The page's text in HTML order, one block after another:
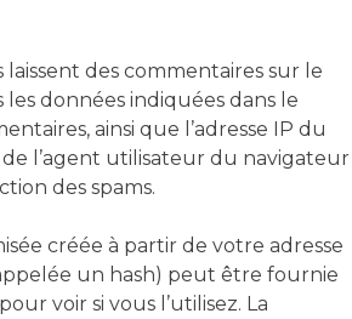
laissent des commentaires sur le
données indiquées dans le
ainsi que l’adresse IP du
l’agent utilisateur du navigateur
des spams.
créée à partir de votre adresse
un hash) peut être fournie
voir si vous l’utilisez. La